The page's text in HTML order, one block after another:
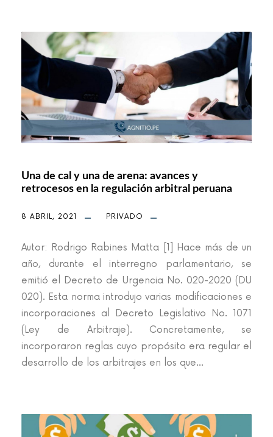
Una de cal y una de arena: avances y
retrocesos en la regulación arbitral peruana
8 ABRIL, 2021 PRIVADO
Autor: Rodrigo Rabines Matta [1] Hace más de un
año, durante el interregno parlamentario, se
emitió el Decreto de Urgencia No. 020-2020 (DU
020). Esta norma introdujo varias modificaciones e
incorporaciones al Decreto Legislativo No. 1071
(Ley de Arbitraje). Concretamente, se
incorporaron reglas cuyo propósito era regular el
desarrollo de los arbitrajes en los que...